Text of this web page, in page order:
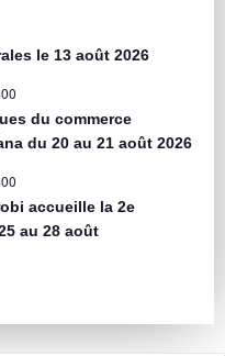
le 13 août 2026
du commerce
du 20 au 21 août 2026
accueille la 2e
au 28 août